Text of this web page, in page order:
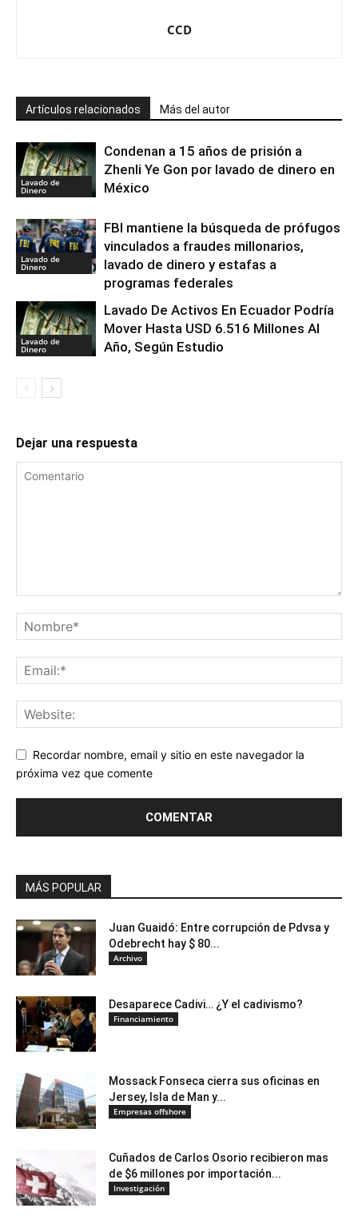
CCD
Artículos relacionados Más del autor
Lavado de
Dinero
Condenan a 15 años de prisión a
Zhenli Ye Gon por lavado de dinero en
México
Lavado de
Dinero
FBI mantiene la búsqueda de prófugos
vinculados a fraudes millonarios,
lavado de dinero y estafas a
programas federales
Lavado de
Dinero
Lavado De Activos En Ecuador Podría
Mover Hasta USD 6.516 Millones Al
Año, Según Estudio
Dejar una respuesta
Recordar nombre, email y sitio en este navegador la
próxima vez que comente
MÁS POPULAR
Juan Guaidó: Entre corrupción de Pdvsa y
Odebrecht hay $ 80...
Archivo
Desaparece Cadivi… ¿Y el cadivismo?
Financiamiento
Mossack Fonseca cierra sus oficinas en
Jersey, Isla de Man y...
Empresas offshore
Cuñados de Carlos Osorio recibieron mas
de $6 millones por importación...
Investigación